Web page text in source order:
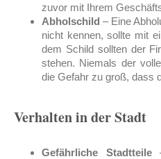
zuvor mit Ihrem
Abholschild – Eine
nicht kennen, sollte mit
dem Schild sollten der
stehen. Niemals der
die Gefahr zu groß, dass
Verhalten in der Stadt
Gefährliche Stadtteile–